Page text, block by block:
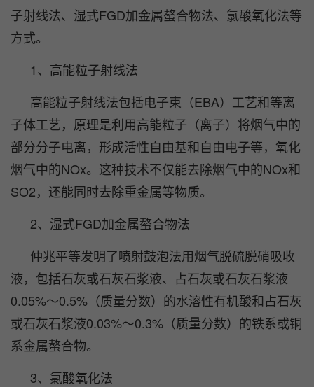
子射线法、湿式FGD加金属螯合物法、氯酸氧化法等
方式。
1、高能粒子射线法
高能粒子射线法包括电子束（EBA）工艺和等离
子体工艺，原理是利用高能粒子（离子）将烟气中的
部分分子电离，形成活性自由基和自由电子等，氧化
烟气中的NOx。这种技术不仅能去除烟气中的NOx和
SO2，还能同时去除重金属等物质。
2、湿式FGD加金属螯合物法
仲兆平等发明了喷射鼓泡法用烟气脱硫脱硝吸收
液，包括石灰或石灰石浆液、占石灰或石灰石浆液
0.05%～0.5%（质量分数）的水溶性有机酸和占石灰
或石灰石浆液0.03%～0.3%（质量分数）的铁系或铜
系金属螯合物。
3、氯酸氧化法